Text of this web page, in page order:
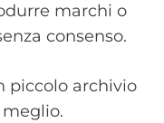
marchi o
consenso.
piccolo archivio